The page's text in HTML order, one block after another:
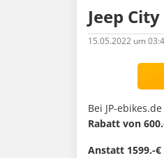
Jeep
15.05.2022 um
Bei JP-
Rabatt von
Anstatt 1599.-